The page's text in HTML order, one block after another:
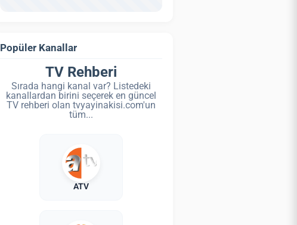
Popüler Kanallar
TV Rehberi
Sırada hangi kanal var? Listedeki
kanallardan birini seçerek en güncel
TV rehberi olan tvyayinakisi.com'un
tüm...
ATV